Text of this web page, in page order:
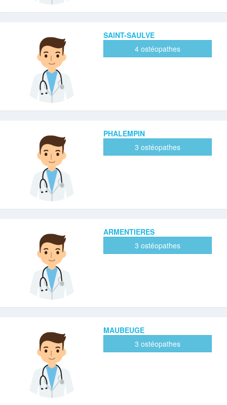
SAINT-SAULVE
4 ostéopathes
PHALEMPIN
3 ostéopathes
ARMENTIERES
3 ostéopathes
MAUBEUGE
3 ostéopathes